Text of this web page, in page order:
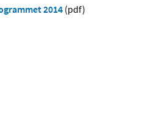
2014 (pdf)